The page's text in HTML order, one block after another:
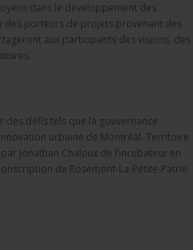
dans le développement des
des porteurs de projets provenant des
aux participants des visions, des
défis tels que la gouvernance
urbaine de Montréal. Territoire
Jonathan Chaloux de l’incubateur en
de Rosemont-La-Petite-Patrie.